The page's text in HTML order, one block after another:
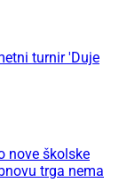
turnir 'Duje
nove školske
trga nema